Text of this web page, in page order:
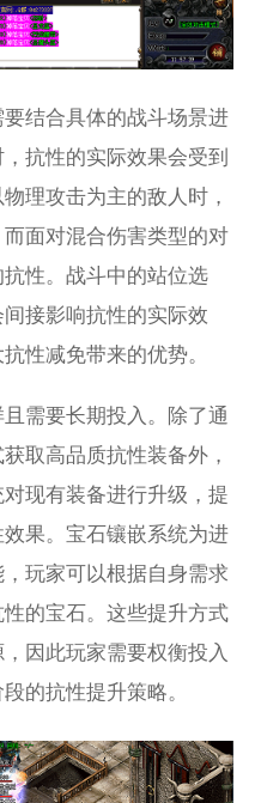
结合具体的战斗场景进
抗性的实际效果会受到
理攻击为主的敌人时，
面对混合伤害类型的对
性。战斗中的站位选
接影响抗性的实际效
性减免带来的优势。
需要长期投入。除了通
取高品质抗性装备外，
现有装备进行升级，提
果。宝石镶嵌系统为进
玩家可以根据自身需求
的宝石。这些提升方式
因此玩家需要权衡投入
的抗性提升策略。